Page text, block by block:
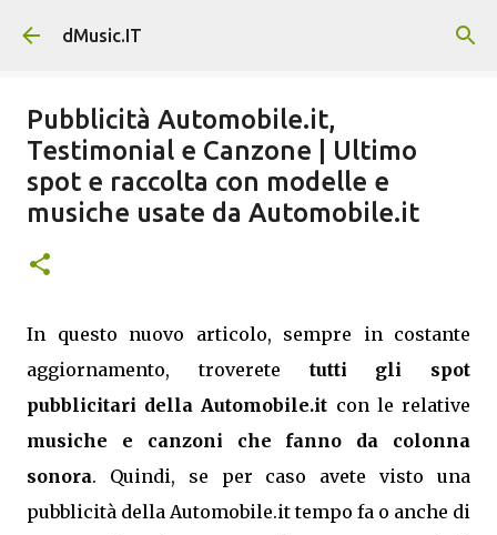
Passa ai contenuti principali
dMusic.IT
Pubblicità Automobile.it,
Testimonial e Canzone | Ultimo
spot e raccolta con modelle e
musiche usate da Automobile.it
In questo nuovo articolo, sempre in costante
aggiornamento, troverete tutti gli spot
pubblicitari della Automobile.it con le relative
musiche e canzoni che fanno da colonna
sonora. Quindi, se per caso avete visto una
pubblicità della Automobile.it tempo fa o anche di